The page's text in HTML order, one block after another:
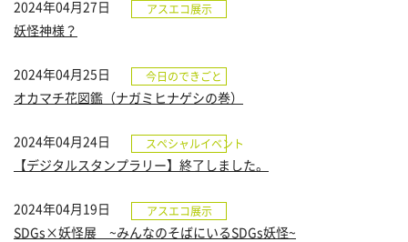
2024年04月27日 アスエコ展示
妖怪神様？
2024年04月25日 今日のできごと
オカマチ花図鑑（ナガミヒナゲシの巻）
2024年04月24日 スペシャルイベント
【デジタルスタンプラリー】終了しました。
2024年04月19日 アスエコ展示
SDGs×妖怪展 ~みんなのそばにいるSDGs妖怪~